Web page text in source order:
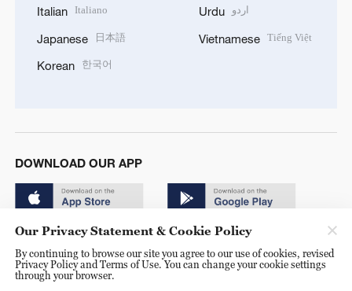
Italian Italiano
Japanese 日本語
Korean 한국어
Urdu اردو
Vietnamese Tiếng Việt
DOWNLOAD OUR APP
© China Radio International.CRI. All Rights Reserved. 16A
Our Privacy Statement & Cookie Policy
By continuing to browse our site you agree to our use of cookies, revised
Privacy Policy and Terms of Use. You can change your cookie settings
through your browser.